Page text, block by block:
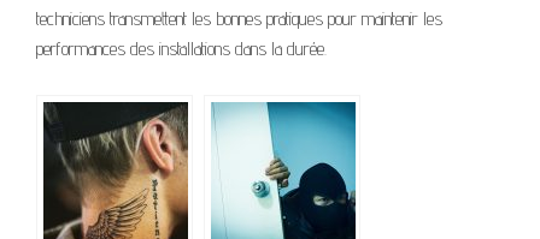
techniciens transmettent les bonnes pratiques pour maintenir les
performances des installations dans la durée.